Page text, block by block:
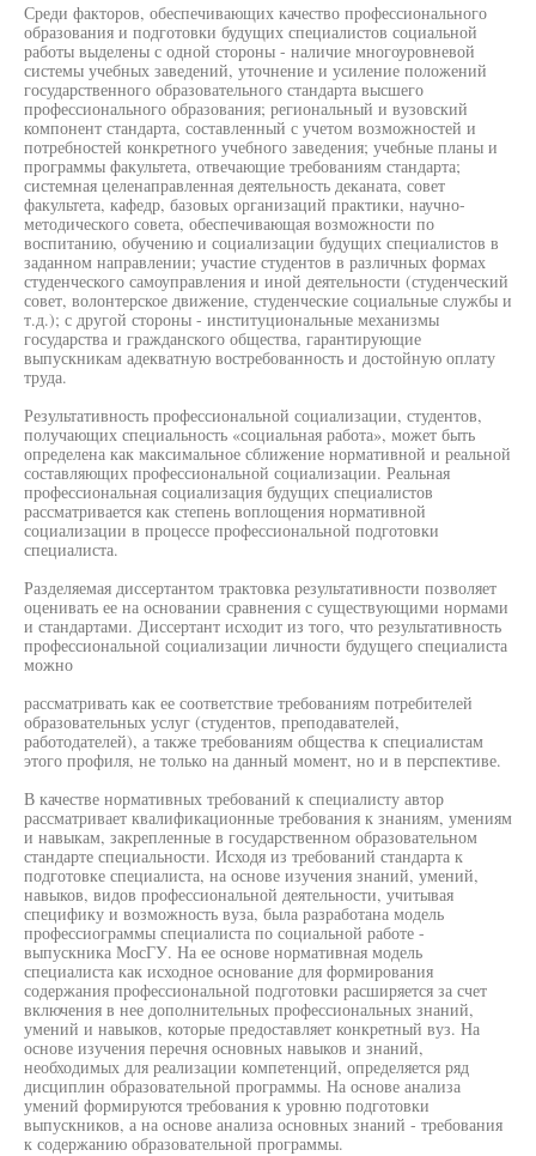
Среди факторов, обеспечивающих качество профессионального
образования и подготовки будущих специалистов социальной
работы выделены с одной стороны - наличие многоуровневой
системы учебных заведений, уточнение и усиление положений
государственного образовательного стандарта высшего
профессионального образования; региональный и вузовский
компонент стандарта, составленный с учетом возможностей и
потребностей конкретного учебного заведения; учебные планы и
программы факультета, отвечающие требованиям стандарта;
системная целенаправленная деятельность деканата, совет
факультета, кафедр, базовых организаций практики, научно-
методического совета, обеспечивающая возможности по
воспитанию, обучению и социализации будущих специалистов в
заданном направлении; участие студентов в различных формах
студенческого самоуправления и иной деятельности (студенческий
совет, волонтерское движение, студенческие социальные службы и
т.д.); с другой стороны - институциональные механизмы
государства и гражданского общества, гарантирующие
выпускникам адекватную востребованность и достойную оплату
труда.
Результативность профессиональной социализации, студентов,
получающих специальность «социальная работа», может быть
определена как максимальное сближение нормативной и реальной
составляющих профессиональной социализации. Реальная
профессиональная социализация будущих специалистов
рассматривается как степень воплощения нормативной
социализации в процессе профессиональной подготовки
специалиста.
Разделяемая диссертантом трактовка результативности позволяет
оценивать ее на основании сравнения с существующими нормами
и стандартами. Диссертант исходит из того, что результативность
профессиональной социализации личности будущего специалиста
можно
рассматривать как ее соответствие требованиям потребителей
образовательных услуг (студентов, преподавателей,
работодателей), а также требованиям общества к специалистам
этого профиля, не только на данный момент, но и в перспективе.
В качестве нормативных требований к специалисту автор
рассматривает квалификационные требования к знаниям, умениям
и навыкам, закрепленные в государственном образовательном
стандарте специальности. Исходя из требований стандарта к
подготовке специалиста, на основе изучения знаний, умений,
навыков, видов профессиональной деятельности, учитывая
специфику и возможность вуза, была разработана модель
профессиограммы специалиста по социальной работе -
выпускника МосГУ. На ее основе нормативная модель
специалиста как исходное основание для формирования
содержания профессиональной подготовки расширяется за счет
включения в нее дополнительных профессиональных знаний,
умений и навыков, которые предоставляет конкретный вуз. На
основе изучения перечня основных навыков и знаний,
необходимых для реализации компетенций, определяется ряд
дисциплин образовательной программы. На основе анализа
умений формируются требования к уровню подготовки
выпускников, а на основе анализа основных знаний - требования
к содержанию образовательной программы.